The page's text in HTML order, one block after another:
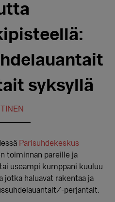
syksyllä
Parisuhdekeskus
toiminnan pareille ja
useampi kumppani kuuluu
jotka haluavat rakentaa ja
perjantait.